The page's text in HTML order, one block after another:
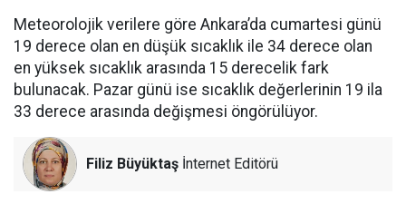
Meteorolojik verilere göre Ankara’da cumartesi günü
19 derece olan en düşük sıcaklık ile 34 derece olan
en yüksek sıcaklık arasında 15 derecelik fark
bulunacak. Pazar günü ise sıcaklık değerlerinin 19 ila
33 derece arasında değişmesi öngörülüyor.
Filiz Büyüktaş İnternet Editörü